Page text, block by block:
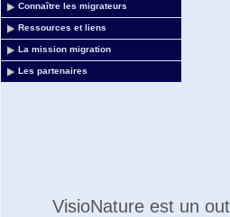
Connaître les migrateurs
Ressources et liens
La mission migration
Les partenaires
VisioNature est un